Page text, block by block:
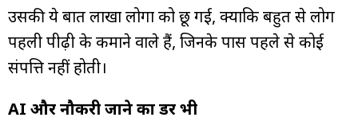
उसकी ये बात लाखों लोगों को छू गई, क्योंकि बहुत से लोग
पहली पीढ़ी के कमाने वाले हैं, जिनके पास पहले से कोई
संपत्ति नहीं होती।
AI और नौकरी जाने का डर भी